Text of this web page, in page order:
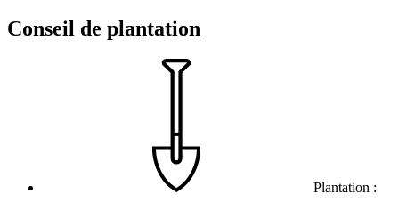
Conseil de plantation
Plantation :